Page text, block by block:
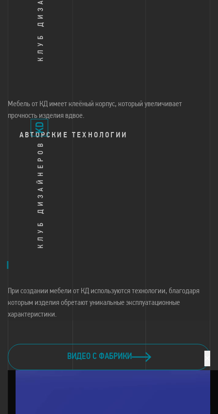
Мебель от КД имеет клеёный корпус, который увеличивает
прочность изделия вдвое.
АВТОРСКИЕ ТЕХНОЛОГИИ
При создании мебели от КД используются технологии, благодаря
которым изделия обретают уникальные эксплуатационные
характеристики.
ВИДЕО С ФАБРИКИ